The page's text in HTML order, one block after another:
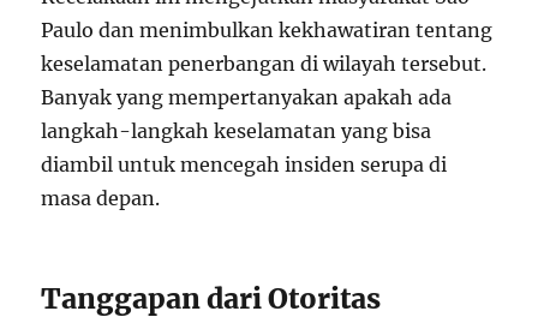
Paulo dan menimbulkan kekhawatiran tentang
keselamatan penerbangan di wilayah tersebut.
Banyak yang mempertanyakan apakah ada
langkah-langkah keselamatan yang bisa
diambil untuk mencegah insiden serupa di
masa depan.
Tanggapan dari Otoritas